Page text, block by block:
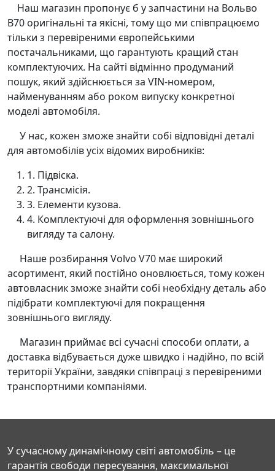
Наш магазин пропонує б у запчастини на Вольво
В70 оригінальні та якісні, тому що ми співпрацюємо
тільки з перевіреними європейськими
постачальниками, що гарантують кращий стан
комплектуючих. На сайті відмінно продуманий
пошук, який здійснюється за VIN-номером,
найменуванням або роком випуску конкретної
моделі автомобіля.
У нас, кожен зможе знайти собі відповідні деталі
для автомобілів усіх відомих виробників:
1. Підвіска.
2. Трансмісія.
3. Елементи кузова.
4. Комплектуючі для оформлення зовнішнього
вигляду та салону.
Наше розбирання Volvo V70 має широкий
асортимент, який постійно оновлюється, тому кожен
автовласник зможе знайти собі необхідну деталь або
підібрати комплектуючі для покращення
зовнішнього вигляду.
Магазин приймає всі сучасні способи оплати, а
доставка відбувається дуже швидко і надійно, по всій
території України, завдяки співпраці з перевіреними
транспортними компаніями.
У сучасному динамічному світі автомобіль – це
гарантія свободи пересування, максимальної